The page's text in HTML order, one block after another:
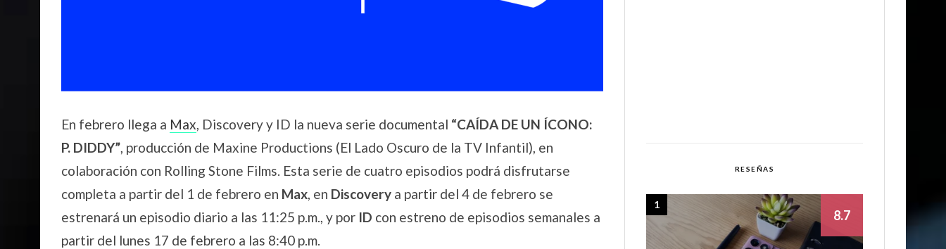
En febrero llega a Max, Discovery y ID la nueva serie documental “CAÍDA DE UN ÍCONO:
P. DIDDY”, producción de Maxine Productions (El Lado Oscuro de la TV Infantil), en
colaboración con Rolling Stone Films. Esta serie de cuatro episodios podrá disfrutarse
completa a partir del 1 de febrero en Max, en Discovery a partir del 4 de febrero se
estrenará un episodio diario a las 11:25 p.m., y por ID con estreno de episodios semanales a
partir del lunes 17 de febrero a las 8:40 p.m.
RESEÑAS
8.7
1